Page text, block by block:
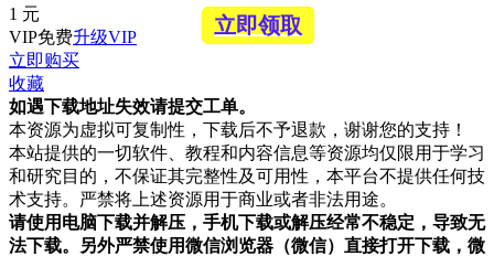
立即领取
1 元
VIP免费升级VIP
立即购买
收藏
如遇下载地址失效请提交工单。
本资源为虚拟可复制性，下载后不予退款，谢谢您的支持！
本站提供的一切软件、教程和内容信息等资源均仅限用于学习
和研究目的，不保证其完整性及可用性，本平台不提供任何技
术支持。严禁将上述资源用于商业或者非法用途。
请使用电脑下载并解压，手机下载或解压经常不稳定，导致无
法下载。另外严禁使用微信浏览器（微信）直接打开下载，微